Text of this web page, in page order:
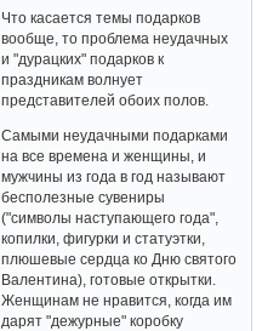
Что касается темы подарков
вообще, то проблема неудачных
и "дурацких" подарков к
праздникам волнует
представителей обоих полов.
Самыми неудачными подарками
на все времена и женщины, и
мужчины из года в год называют
бесполезные сувениры
("символы наступающего года",
копилки, фигурки и статуэтки,
плюшевые сердца ко Дню святого
Валентина), готовые открытки.
Женщинам не нравится, когда им
дарят "дежурные" коробку